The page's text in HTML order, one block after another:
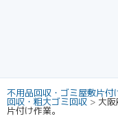
不用品回収・ゴミ屋敷片付
回収・粗大ゴミ回収 > 大
片付け作業。